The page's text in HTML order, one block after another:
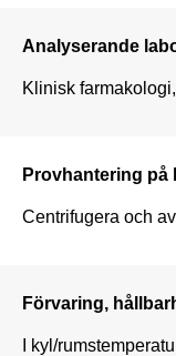
Analyserande
Klinisk
Provhantering på
Centrifugera och
Förvaring,
I kyl/